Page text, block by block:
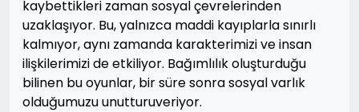
kaybettikleri zaman sosyal çevrelerinden
uzaklaşıyor. Bu, yalnızca maddi kayıplarla sınırlı
kalmıyor, aynı zamanda karakterimizi ve insan
ilişkilerimizi de etkiliyor. Bağımlılık oluşturduğu
bilinen bu oyunlar, bir süre sonra sosyal varlık
olduğumuzu unutturuveriyor.